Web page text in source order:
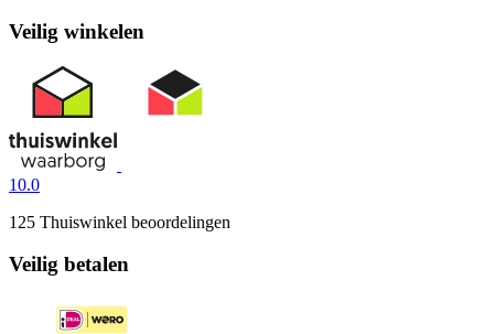
Veilig winkelen
10.0
125 Thuiswinkel beoordelingen
Veilig betalen